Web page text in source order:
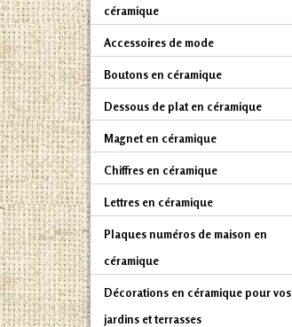
céramique
Accessoires de mode
Boutons en céramique
Dessous de plat en céramique
Magnet en céramique
Chiffres en céramique
Lettres en céramique
Plaques numéros de maison en
céramique
Décorations en céramique pour vos
jardins et terrasses